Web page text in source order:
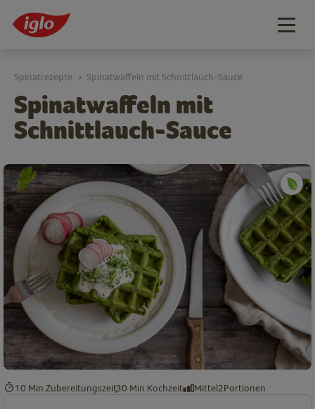
Spinatwaffeln mit
Schnittlauch-Sauce
Spinatrezepte > Spinatwaffeln mit Schnittlauch-Sauce
10 Min. Zubereitungszeit30 Min. Kochzeit Mittel2Portionen